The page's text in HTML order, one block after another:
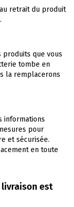
retrait du produit
produits que vous
tombe en
la remplacerons
informations
pour
et sécurisée.
en toute
livraison est